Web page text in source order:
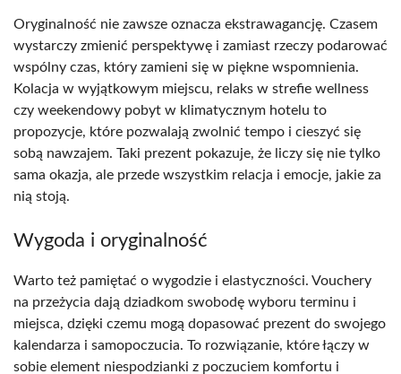
Oryginalność nie zawsze oznacza ekstrawagancję. Czasem
wystarczy zmienić perspektywę i zamiast rzeczy podarować
wspólny czas, który zamieni się w piękne wspomnienia.
Kolacja w wyjątkowym miejscu, relaks w strefie wellness
czy weekendowy pobyt w klimatycznym hotelu to
propozycje, które pozwalają zwolnić tempo i cieszyć się
sobą nawzajem. Taki prezent pokazuje, że liczy się nie tylko
sama okazja, ale przede wszystkim relacja i emocje, jakie za
nią stoją.
Wygoda i oryginalność
Warto też pamiętać o wygodzie i elastyczności. Vouchery
na przeżycia dają dziadkom swobodę wyboru terminu i
miejsca, dzięki czemu mogą dopasować prezent do swojego
kalendarza i samopoczucia. To rozwiązanie, które łączy w
sobie element niespodzianki z poczuciem komfortu i